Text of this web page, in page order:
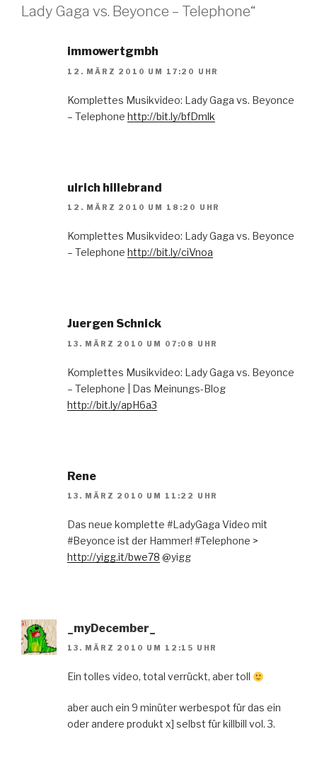
Lady Gaga vs. Beyonce – Telephone“
immowertgmbh
12. MÄRZ 2010 UM 17:20 UHR
Komplettes Musikvideo: Lady Gaga vs. Beyonce
– Telephone http://bit.ly/bfDmlk
ulrich hillebrand
12. MÄRZ 2010 UM 18:20 UHR
Komplettes Musikvideo: Lady Gaga vs. Beyonce
– Telephone http://bit.ly/ciVnoa
Juergen Schnick
13. MÄRZ 2010 UM 07:08 UHR
Komplettes Musikvideo: Lady Gaga vs. Beyonce
– Telephone | Das Meinungs-Blog
http://bit.ly/apH6a3
Rene
13. MÄRZ 2010 UM 11:22 UHR
Das neue komplette #LadyGaga Video mit
#Beyonce ist der Hammer! #Telephone >
http://yigg.it/bwe78 @yigg
_myDecember_
13. MÄRZ 2010 UM 12:15 UHR
Ein tolles video, total verrückt, aber toll
aber auch ein 9 minüter werbespot für das ein
oder andere produkt x] selbst für killbill vol. 3.